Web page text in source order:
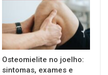
Osteomielite no joelho:
sintomas, exames e